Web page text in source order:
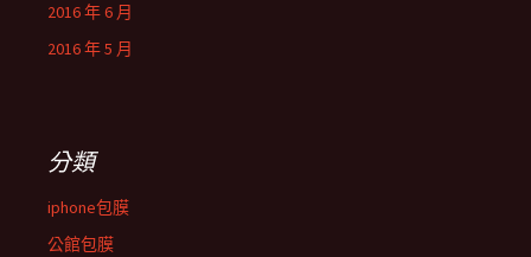
2016 年 6 月
2016 年 5 月
分類
iphone包膜
公館包膜